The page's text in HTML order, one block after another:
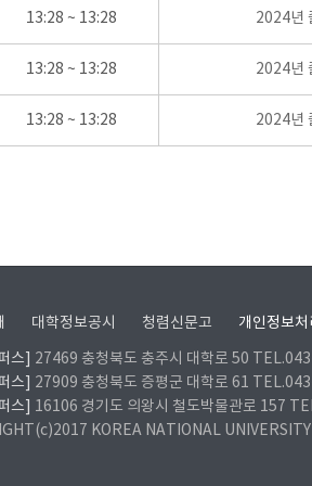
13:28 ~ 13:28 2024년
13:28 ~ 13:28 2024년
13:28 ~ 13:28 2024년
대학정보공시 청렴신문고 개인정보처
스]
27469 충청북도 충주시 대학로 50
스]
27909 충청북도 증평군 대학로 61
스]
16106 경기도 의왕시 철도박물관로 157
KOREA NATIONAL